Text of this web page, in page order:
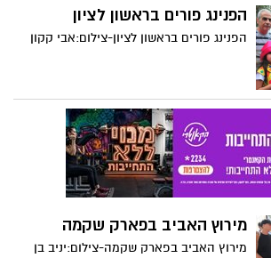
הפנינג פורים בראשון לציון
הפנינג פורים בראשון לציון-צילום:אבי קקון
מירוץ האביב בפארק שקמה
מירוץ האביב בפארק שקמה-צילום:יניב בן